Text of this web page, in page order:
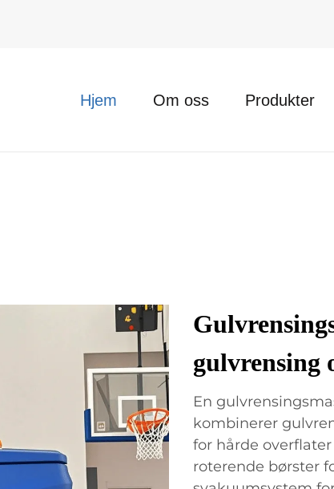
Hjem Om oss Produkter
gulvrensing
En
kombinerer
for hårde
roterende børster